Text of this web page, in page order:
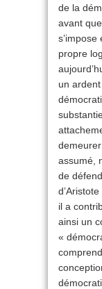
de la
avant
propre
un
assumé,
de
il a
ainsi un
«